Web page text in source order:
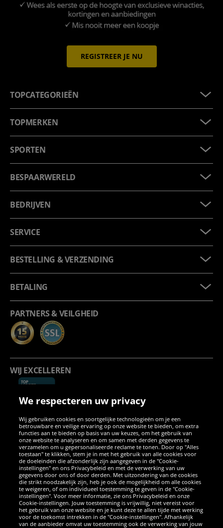
REGISTREER JE NU
TOPCATEGORIEËN
TOPMERKEN
SPORTEN
BESPAARWERELD
BEDRIJVEN
SERVICE
BESTELLING & VERZENDING
BETALING
PARTNERS & VEILGHEID
WIJ EXCELLEREN
SOCIALE MEDIA
FacebookInstagram
WhatsApp
TikTokTwitterYouTube
APPS
We respecteren uw privacy
Wij gebruiken cookies en soortgelijke technologieën om je een
betrouwbare en veilige ervaring op onze website te bieden, om extra
functies aan te bieden op basis van uw keuzes, om het gebruik van
onze website te analyseren en om samen met derden gegevens te
verzamelen om u gepersonaliseerde reclame te tonen. Door op "Alles
toestaan" te klikken, stem je in met het gebruik van alle cookies voor
de doeleinden die afzonderlijk zijn aangegeven in de "Cookie-
instellingen" en ons Privacybeleid en met de verwerking van uw
gegevens door ons of door derden. Met uitzondering van de cookies
die strikt noodzakelijk zijn, heb je ook de mogelijkheid om alle cookies
te weigeren, of om individueel toestemming te geven in de "Cookie-
instellingen". Voor meer informatie, zie ons Privacybeleid en onze
Cookie-instellingen. Jouw toestemming is vrijwillig, niet vereist voor
het gebruik van onze website en je kunt deze te allen tijde met werking
voor de toekomst intrekken in de "Cookie-instellingen". Afhankelijk
van de aanbieder omvat uw toestemming ook de verwerking van jouw